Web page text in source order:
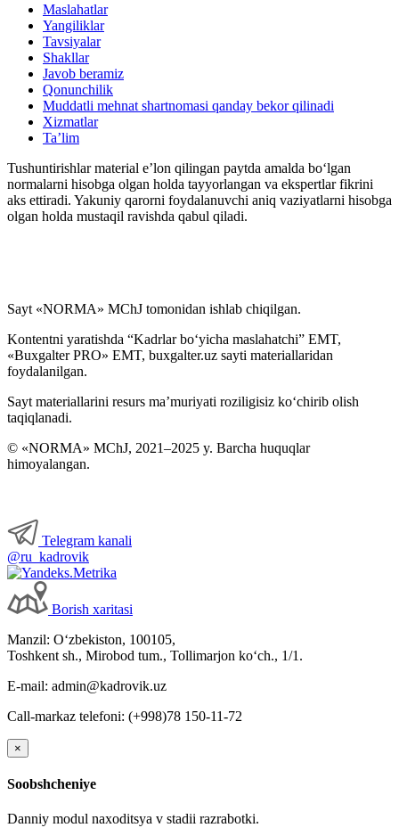
Maslahatlar
Yangiliklar
Tavsiyalar
Shakllar
Javob beramiz
Qonunchilik
Muddatli mehnat shartnomasi qanday bekor qilinadi
Xizmatlar
Ta’lim
Tushuntirishlar material e’lon qilingan paytda amalda boʻlgan
normalarni hisobga olgan holda tayyorlangan va ekspertlar fikrini
aks ettiradi. Yakuniy qarorni foydalanuvchi aniq vaziyatlarni hisobga
olgan holda mustaqil ravishda qabul qiladi.
Sayt «NORMA» MChJ tomonidan ishlab chiqilgan.
Kontentni yaratishda “Kadrlar boʻyicha maslahatchi” EMT,
«Buxgalter PRO» EMT, buxgalter.uz sayti materiallaridan
foydalanilgan.
Sayt materiallarini resurs ma’muriyati roziligisiz koʻchirib olish
taqiqlanadi.
© «NORMA» MChJ, 2021–2025 y. Barcha huquqlar
himoyalangan.
Telegram kanali
@ru_kadrovik
Borish хaritasi
Manzil: Oʻzbekiston, 100105,
Toshkent sh., Mirobod tum., Tollimarjon koʻch., 1/1.
E-mail: admin@kadrovik.uz
Call-markaz telefoni: (+998)78 150-11-72
×
Soobshcheniye
Danniy modul naхoditsya v stadii razrabotki.